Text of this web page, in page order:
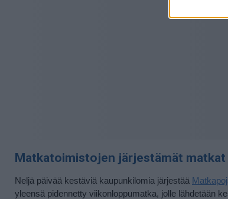
Matkatoimistojen järjestämät matkat
Neljä päivää kestäviä kaupunkilomia järjestää
yleensä pidennetty viikonloppumatka, jolle lähdetään